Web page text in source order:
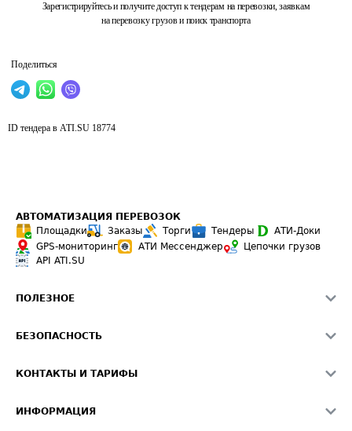
Зарегистрируйтесь и получите доступ к тендерам на перевозки, заявкам
на перевозку грузов и поиск транспорта
Поделиться
ID тендера в ATI.SU 18774
АВТОМАТИЗАЦИЯ ПЕРЕВОЗОК
Площадки
Заказы Торги Тендеры
АТИ-Доки
GPS-мониторинг
АТИ Мессенджер
Цепочки грузов
API ATI.SU
ПОЛЕЗНОЕ
Звезды ATI.SU на вашем сайте
Средние ставки
БЕЗОПАСНОСТЬ
Светофор+
КОНТАКТЫ И ТАРИФЫ
ИНФОРМАЦИЯ